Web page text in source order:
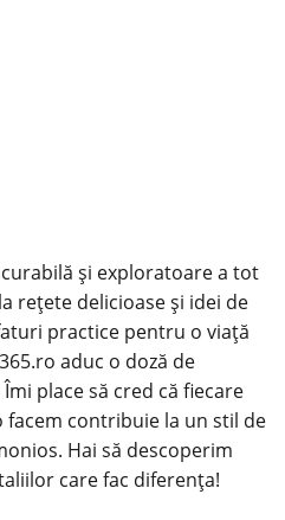
și exploratoare a tot
rețete delicioase și idei de
practice pentru o viață
aduc o doză de
place să cred că fiecare
facem contribuie la un stil de
Hai să descoperim
care fac diferența!